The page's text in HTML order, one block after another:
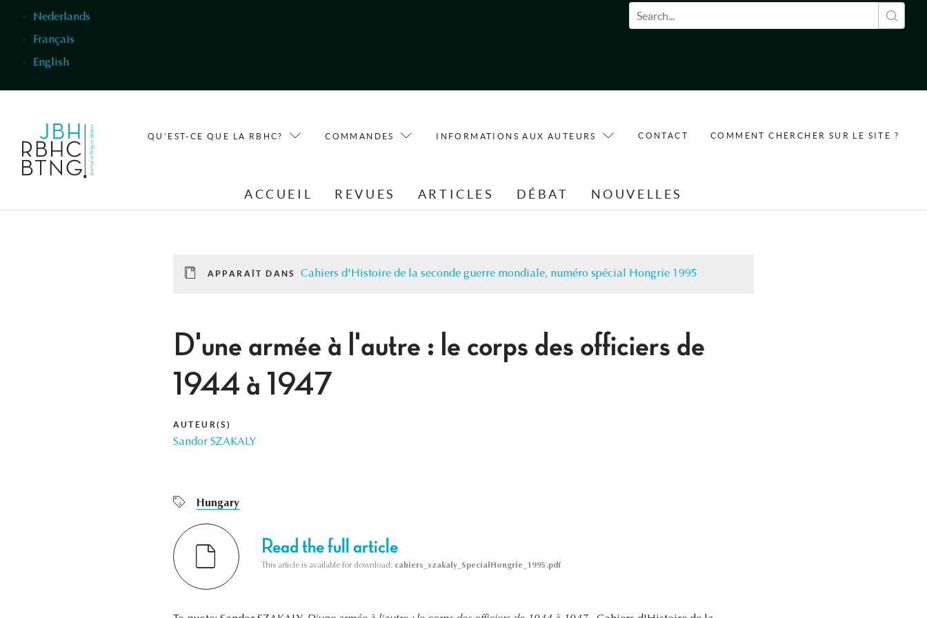
Nederlands
Français
English
Formulaire de recherche
QU'EST-CE QUE LA RBHC? COMMANDES INFORMATIONS AUX AUTEURS CONTACT COMMENT CHERCHER SUR LE SITE ?
ACCUEIL REVUES ARTICLES DÉBAT NOUVELLES
APPARAÎT DANS Cahiers d'Histoire de la seconde guerre mondiale, numéro spécial Hongrie 1995
D'une armée à l'autre : le corps des officiers de
1944 à 1947
AUTEUR(S)
Sandor SZAKALY
Hungary
Read the full article
This article is available for download: cahiers_szakaly_SpecialHongrie_1995.pdf